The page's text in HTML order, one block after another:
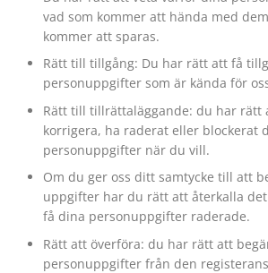
vad som kommer att hända med
kommer att sparas.
Rätt till tillgång: Du har rätt att få
personuppgifter som är kända för
Rätt till tillrättaläggande: du har rätt
korrigera, ha raderat eller blockerat
personuppgifter när du vill.
Om du ger oss ditt samtycke till att
uppgifter har du rätt att återkalla
få dina personuppgifter raderade.
Rätt att överföra: du har rätt att
personuppgifter från den